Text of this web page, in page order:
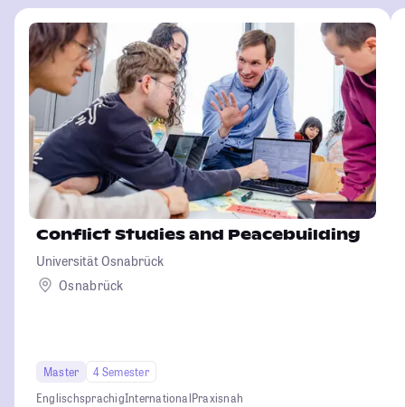
Conflict Studies and Peacebuilding
Universität Osnabrück
Osnabrück
Master
4 Semester
EnglischsprachigInternationalPraxisnah